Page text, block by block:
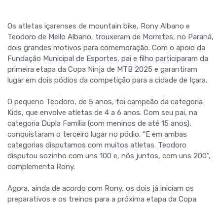
Os atletas içarenses de mountain bike, Rony Albano e
Teodoro de Mello Albano, trouxeram de Morretes, no Paraná,
dois grandes motivos para comemoração. Com o apoio da
Fundação Municipal de Esportes, pai e filho participaram da
primeira etapa da Copa Ninja de MTB 2025 e garantiram
lugar em dois pódios da competição para a cidade de Içara.
O pequeno Teodoro, de 5 anos, foi campeão da categoria
Kids, que envolve atletas de 4 a 6 anos. Com seu pai, na
categoria Dupla Família (com meninos de até 15 anos),
conquistaram o terceiro lugar no pódio. “E em ambas
categorias disputamos com muitos atletas. Teodoro
disputou sozinho com uns 100 e, nós juntos, com uns 200”,
complementa Rony.
Agora, ainda de acordo com Rony, os dois já iniciam os
preparativos e os treinos para a próxima etapa da Copa